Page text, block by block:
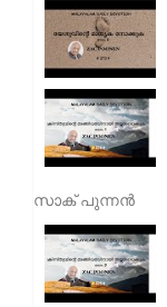
സാക് പുന്നൻ